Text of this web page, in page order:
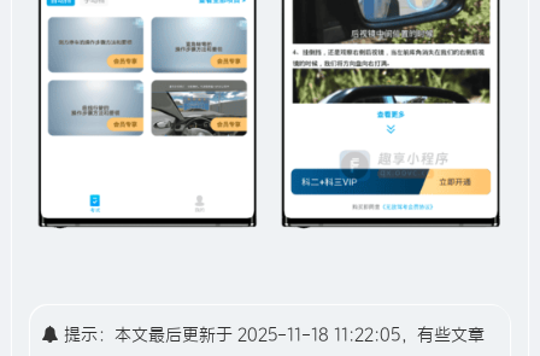
提示：本文最后更新于 2025-11-18 11:22:05，有些文章